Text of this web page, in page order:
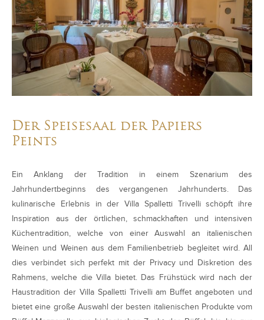
Der Speisesaal der Papiers
Peints
Ein Anklang der Tradition in einem Szenarium des
Jahrhundertbeginns des vergangenen Jahrhunderts. Das
kulinarische Erlebnis in der Villa Spalletti Trivelli schöpft ihre
Inspiration aus der örtlichen, schmackhaften und intensiven
Küchentradition, welche von einer Auswahl an italienischen
Weinen und Weinen aus dem Familienbetrieb begleitet wird. All
dies verbindet sich perfekt mit der Privacy und Diskretion des
Rahmens, welche die Villa bietet. Das Frühstück wird nach der
Haustradition der Villa Spalletti Trivelli am Buffet angeboten und
bietet eine große Auswahl der besten italienischen Produkte vom